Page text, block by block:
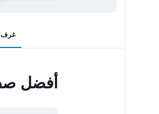
غرف
أفضل